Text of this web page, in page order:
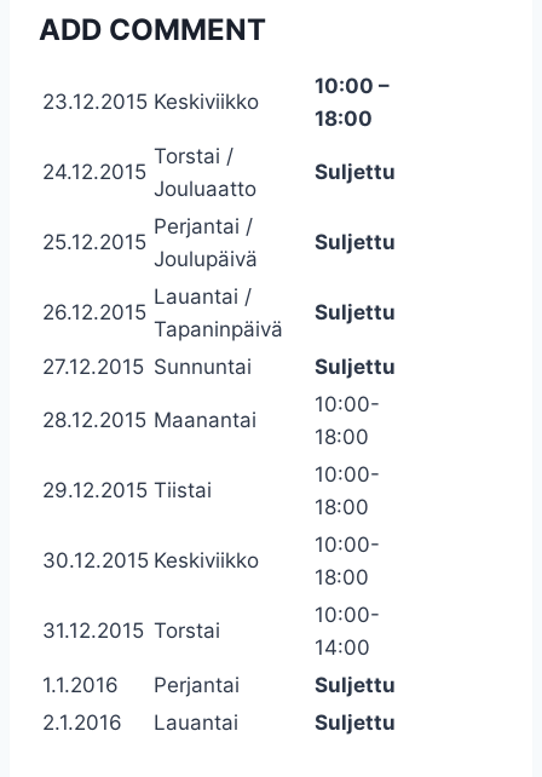
ADD COMMENT
23.12.2015 Keskiviikko
10:00 –
18:00
24.12.2015
Torstai /
Jouluaatto
Suljettu
25.12.2015
Perjantai /
Joulupäivä
Suljettu
26.12.2015
Lauantai /
Tapaninpäivä
Suljettu
27.12.2015 Sunnuntai Suljettu
28.12.2015 Maanantai
10:00-
18:00
29.12.2015 Tiistai
10:00-
18:00
30.12.2015 Keskiviikko
10:00-
18:00
31.12.2015 Torstai
10:00-
14:00
1.1.2016
Perjantai
Suljettu
2.1.2016
Lauantai Suljettu